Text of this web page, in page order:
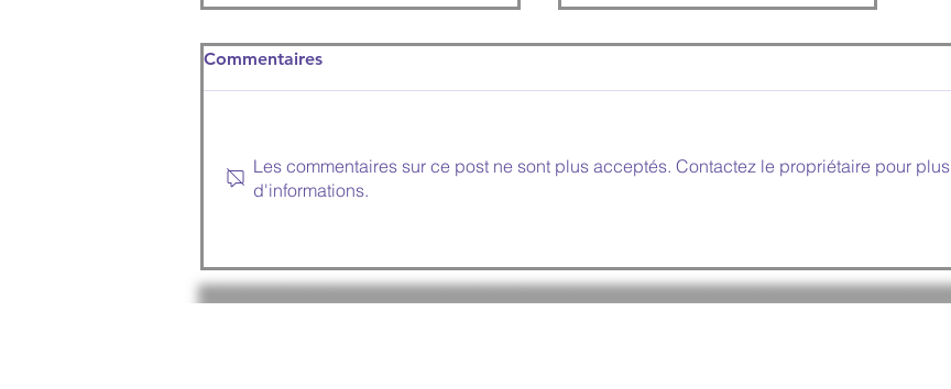
événements à partir de
350e TTC !
événements à partir de
350e TTC !
Commentaires
Les commentaires sur ce post ne sont plus acceptés. Contactez le propriétaire pour plus
d'informations.